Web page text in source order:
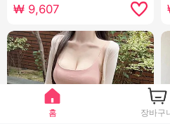
드 방귀 커튼 마이크로 매
운맛 바지 여성 여름 하이
웨이스트 슬림해 보이는
캐주얼 운동 플레어 바지
₩ 9,607
홈 장바구